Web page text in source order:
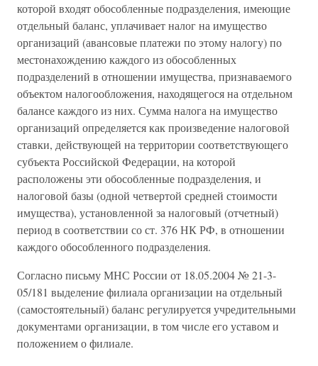
которой входят обособленные подразделения, имеющие
отдельный баланс, уплачивает налог на имущество
организаций (авансовые платежи по этому налогу) по
местонахождению каждого из обособленных
подразделений в отношении имущества, признаваемого
объектом налогообложения, находящегося на отдельном
балансе каждого из них. Сумма налога на имущество
организаций определяется как произведение налоговой
ставки, действующей на территории соответствующего
субъекта Российской Федерации, на которой
расположены эти обособленные подразделения, и
налоговой базы (одной четвертой средней стоимости
имущества), установленной за налоговый (отчетный)
период в соответствии со ст. 376 НК РФ, в отношении
каждого обособленного подразделения.
Согласно письму МНС России от 18.05.2004 № 21-3-
05/181 выделение филиала организации на отдельный
(самостоятельный) баланс регулируется учредительными
документами организации, в том числе его уставом и
положением о филиале.